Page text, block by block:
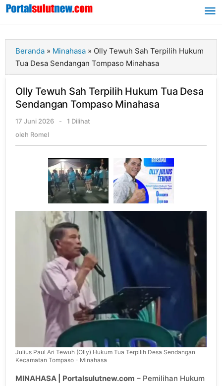
Lewati
Beranda » Minahasa » Olly Tewuh Sah Terpilih Hukum
Tua Desa Sendangan Tompaso Minahasa
Olly Tewuh Sah Terpilih Hukum Tua Desa
Sendangan Tompaso Minahasa
17 Juni 2026
oleh
-
1 Dilihat
oleh Romel
Julius Paul Ari Tewuh (Olly) Hukum Tua Terpilih Desa Sendangan
Kecamatan Tompaso - Minahasa
MINAHASA | Portalsulutnew.com – Pemilihan Hukum